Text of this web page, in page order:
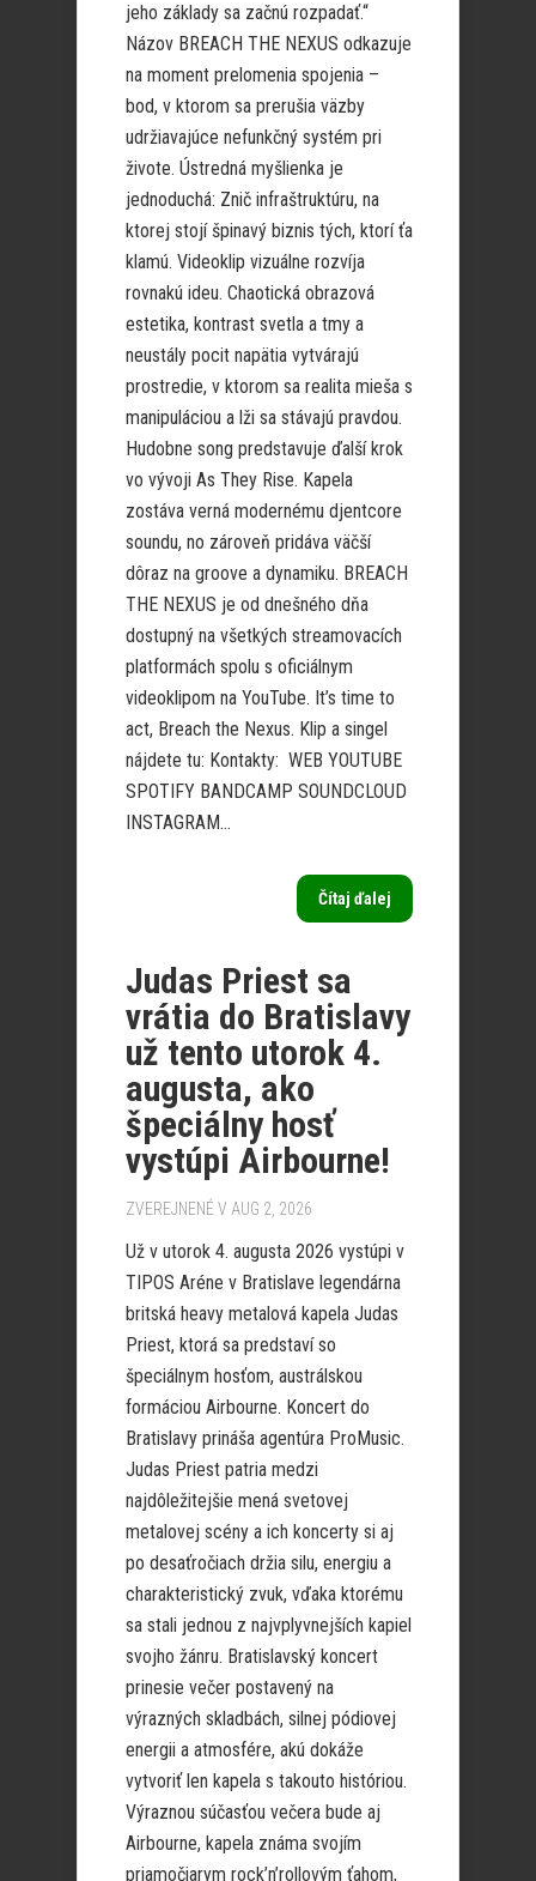
jeho základy sa začnú rozpadať.“
Názov BREACH THE NEXUS odkazuje
na moment prelomenia spojenia –
bod, v ktorom sa prerušia väzby
udržiavajúce nefunkčný systém pri
živote. Ústredná myšlienka je
jednoduchá: Znič infraštruktúru, na
ktorej stojí špinavý biznis tých, ktorí ťa
klamú. Videoklip vizuálne rozvíja
rovnakú ideu. Chaotická obrazová
estetika, kontrast svetla a tmy a
neustály pocit napätia vytvárajú
prostredie, v ktorom sa realita mieša s
manipuláciou a lži sa stávajú pravdou.
Hudobne song predstavuje ďalší krok
vo vývoji As They Rise. Kapela
zostáva verná modernému djentcore
soundu, no zároveň pridáva väčší
dôraz na groove a dynamiku. BREACH
THE NEXUS je od dnešného dňa
dostupný na všetkých streamovacích
platformách spolu s oficiálnym
videoklipom na YouTube. It’s time to
act, Breach the Nexus. Klip a singel
nájdete tu: Kontakty: WEB YOUTUBE
SPOTIFY BANDCAMP SOUNDCLOUD
INSTAGRAM...
Čítaj ďalej
Judas Priest sa
vrátia do Bratislavy
už tento utorok 4.
augusta, ako
špeciálny hosť
vystúpi Airbourne!
ZVEREJNENÉ V AUG 2, 2026
Už v utorok 4. augusta 2026 vystúpi v
TIPOS Aréne v Bratislave legendárna
britská heavy metalová kapela Judas
Priest, ktorá sa predstaví so
špeciálnym hosťom, austrálskou
formáciou Airbourne. Koncert do
Bratislavy prináša agentúra ProMusic.
Judas Priest patria medzi
najdôležitejšie mená svetovej
metalovej scény a ich koncerty si aj
po desaťročiach držia silu, energiu a
charakteristický zvuk, vďaka ktorému
sa stali jednou z najvplyvnejších kapiel
svojho žánru. Bratislavský koncert
prinesie večer postavený na
výrazných skladbách, silnej pódiovej
energii a atmosfére, akú dokáže
vytvoriť len kapela s takouto históriou.
Výraznou súčasťou večera bude aj
Airbourne, kapela známa svojím
priamočiarym rock’n’rollovým ťahom,